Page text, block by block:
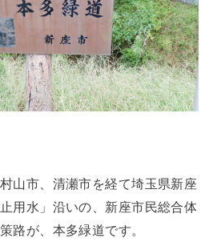
山市、清瀬市を経て埼玉県新座
用水」沿いの、新座市民総合体
路が、本多緑道です。